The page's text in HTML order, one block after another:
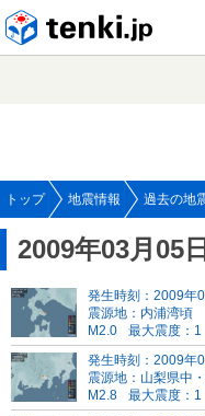
トップ 地震情報 過去の地
2009年03月05
発生時刻：2009年
震源地：内浦湾頃
M2.0
最大震度：1
発生時刻：2009年
震源地：山梨県中
M2.8
最大震度：1